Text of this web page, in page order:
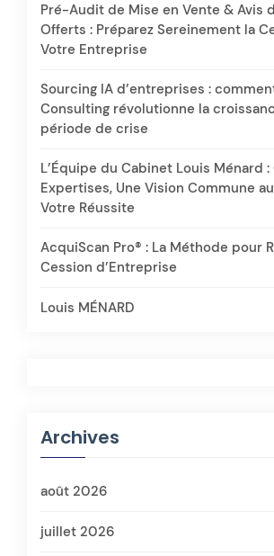
Pré-Audit de Mise en Vente & Avis
Offerts : Préparez Sereinement la
Votre Entreprise
Sourcing IA d’entreprises :
Consulting révolutionne la
période de crise
L’Équipe du Cabinet Louis Ménard :
Expertises, Une Vision Commune
Votre Réussite
AcquiScan Pro® : La Méthode pour
Cession d’Entreprise
Louis MÉNARD
Archives
août 2026
juillet 2026